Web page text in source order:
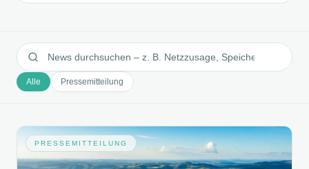
Alle Pressemitteilung
PRESSEMITTEILUNG